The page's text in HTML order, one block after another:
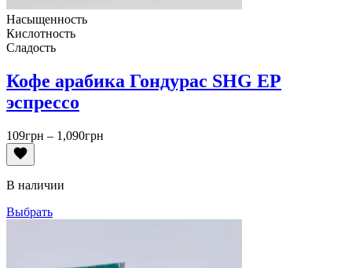
Насыщенность
Кислотность
Сладость
Кофе арабика Гондурас SHG EP
эспрессо
109грн – 1,090грн
В наличии
Выбрать